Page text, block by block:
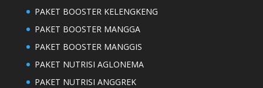
PAKET BOOSTER KELENGKENG
PAKET BOOSTER MANGGA
PAKET BOOSTER MANGGIS
PAKET NUTRISI AGLONEMA
PAKET NUTRISI ANGGREK